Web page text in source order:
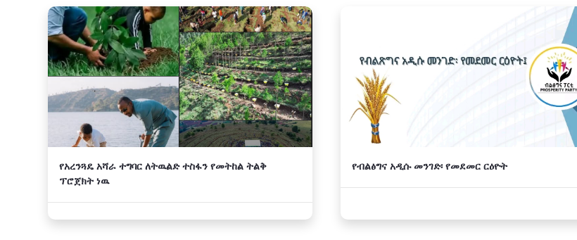
አዲስ
የአረንጓዴ አሻራ ተግባር ለትዉልድ ተስፋን የመትከል ትልቅ
ፕሮጀክት ነዉ
የብልፅግና አዲሱ መንገድ፡ የመደመር ርዕዮት